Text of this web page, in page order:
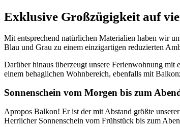
Exklusive Großzügigkeit auf
Mit entsprechend natürlichen Materialien haben wir
Blau und Grau zu einem einzigartigen reduzierten
Darüber hinaus überzeugt unsere Ferienwohnung
einem behaglichen Wohnbereich, ebenfalls mit
Sonnenschein vom Morgen bis zum
Apropos Balkon! Er ist der mit Abstand größte
Herrlicher Sonnenschein vom Frühstück bis zum